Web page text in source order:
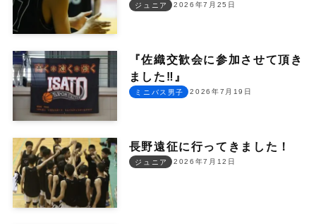
2026年7月25日
ジュニア
『佐織交歓会に参加させて頂き
ました‼︎』
2026年7月19日
ミニバス男子
長野遠征に行ってきました！
2026年7月12日
ジュニア